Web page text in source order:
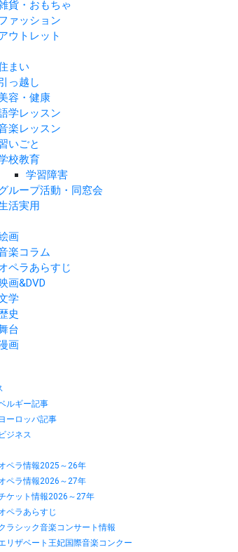
貨・おもちゃ
ァッション
ウトレット
まい
っ越し
容・健康
学レッスン
楽レッスン
いごと
校教育
学習障害
ループ活動・同窓会
活実用
画
楽コラム
ペラあらすじ
画&DVD
学
史
台
画
ルギー記事
ーロッパ記事
ビジネス
ペラ情報2025～26年
ペラ情報2026～27年
ケット情報2026～27年
ペラあらすじ
ラシック音楽コンサート情報
リザベート王妃国際音楽コンクー